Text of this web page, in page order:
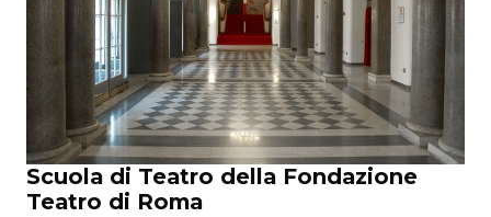
Scuola di Teatro della Fondazione
Teatro di Roma